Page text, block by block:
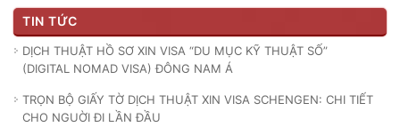
TIN TỨC
DỊCH THUẬT HỒ SƠ XIN VISA “DU MỤC KỸ THUẬT SỐ”
(DIGITAL NOMAD VISA) ĐÔNG NAM Á
TRỌN BỘ GIẤY TỜ DỊCH THUẬT XIN VISA SCHENGEN: CHI TIẾT
CHO NGUỜI ĐI LẦN ĐẦU